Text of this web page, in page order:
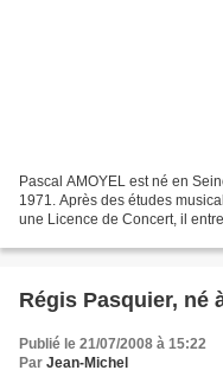
Pascal AMOYEL est né en
1971. Après des études
une Licence de Concert, il
Régis Pasquier, né
Publié le 21/07/2008 à 15:22
Par Jean-Michel